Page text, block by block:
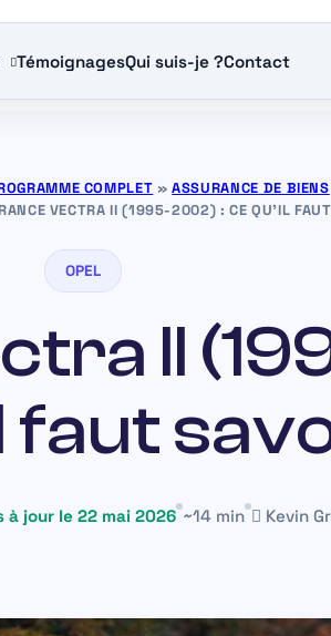
TémoignagesQui suis-je ?Contact
COMPLET »ASSURANCE DE BIENS
VECTRA II (1995-2002) : CE QU’IL
OPEL
II
faut
à jour le 22 mai 2026 ~14 min Kevin